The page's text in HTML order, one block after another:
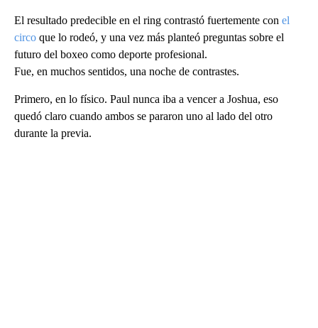
El resultado predecible en el ring contrastó fuertemente con el
circo que lo rodeó, y una vez más planteó preguntas sobre el
futuro del boxeo como deporte profesional.
Fue, en muchos sentidos, una noche de contrastes.
Primero, en lo físico. Paul nunca iba a vencer a Joshua, eso
quedó claro cuando ambos se pararon uno al lado del otro
durante la previa.